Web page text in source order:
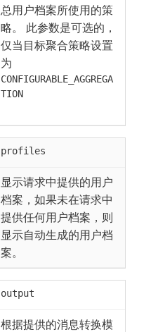
总用户档案所使用的策
略。 此参数是可选的，
仅当目标聚合策略设置
为
CONFIGURABLE_AGGREGA
TION
profiles
显示请求中提供的用户
档案，如果未在请求中
提供任何用户档案，则
显示自动生成的用户档
案。
output
根据提供的消息转换模